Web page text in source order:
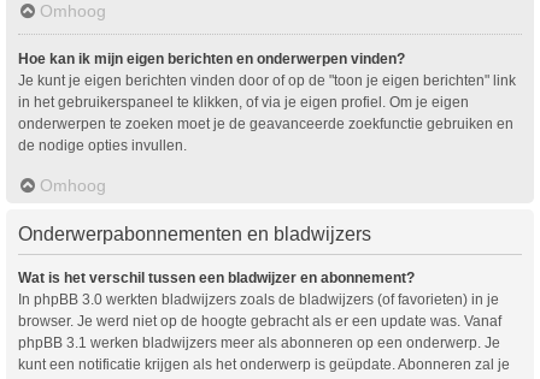
Omhoog
Hoe kan ik mijn eigen berichten en onderwerpen vinden?
Je kunt je eigen berichten vinden door of op de "toon je eigen berichten" link
in het gebruikerspaneel te klikken, of via je eigen profiel. Om je eigen
onderwerpen te zoeken moet je de geavanceerde zoekfunctie gebruiken en
de nodige opties invullen.
Omhoog
Onderwerpabonnementen en bladwijzers
Wat is het verschil tussen een bladwijzer en abonnement?
In phpBB 3.0 werkten bladwijzers zoals de bladwijzers (of favorieten) in je
browser. Je werd niet op de hoogte gebracht als er een update was. Vanaf
phpBB 3.1 werken bladwijzers meer als abonneren op een onderwerp. Je
kunt een notificatie krijgen als het onderwerp is geüpdate. Abonneren zal je